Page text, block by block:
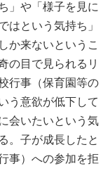
」や「様子を見に
はという気持ち」
か来ないというこ
の目で見られるリ
行事（保育園等の
う意欲が低下して
会いたいという気
。子が成長したと
事）への参加を拒